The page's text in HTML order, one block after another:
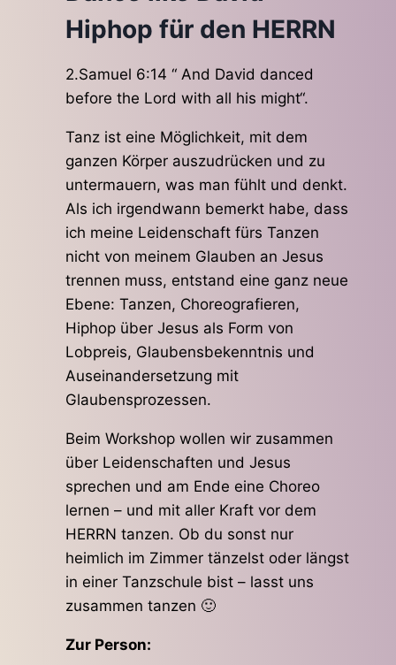
Hiphop für den HERRN
2.Samuel 6:14 “ And David danced
before the Lord with all his might“.
Tanz ist eine Möglichkeit, mit dem
ganzen Körper auszudrücken und zu
untermauern, was man fühlt und denkt.
Als ich irgendwann bemerkt habe, dass
ich meine Leidenschaft fürs Tanzen
nicht von meinem Glauben an Jesus
trennen muss, entstand eine ganz neue
Ebene: Tanzen, Choreografieren,
Hiphop über Jesus als Form von
Lobpreis, Glaubensbekenntnis und
Auseinandersetzung mit
Glaubensprozessen.
Beim Workshop wollen wir zusammen
über Leidenschaften und Jesus
sprechen und am Ende eine Choreo
lernen – und mit aller Kraft vor dem
HERRN tanzen. Ob du sonst nur
heimlich im Zimmer tänzelst oder längst
in einer Tanzschule bist – lasst uns
zusammen tanzen 🙂
Zur Person: